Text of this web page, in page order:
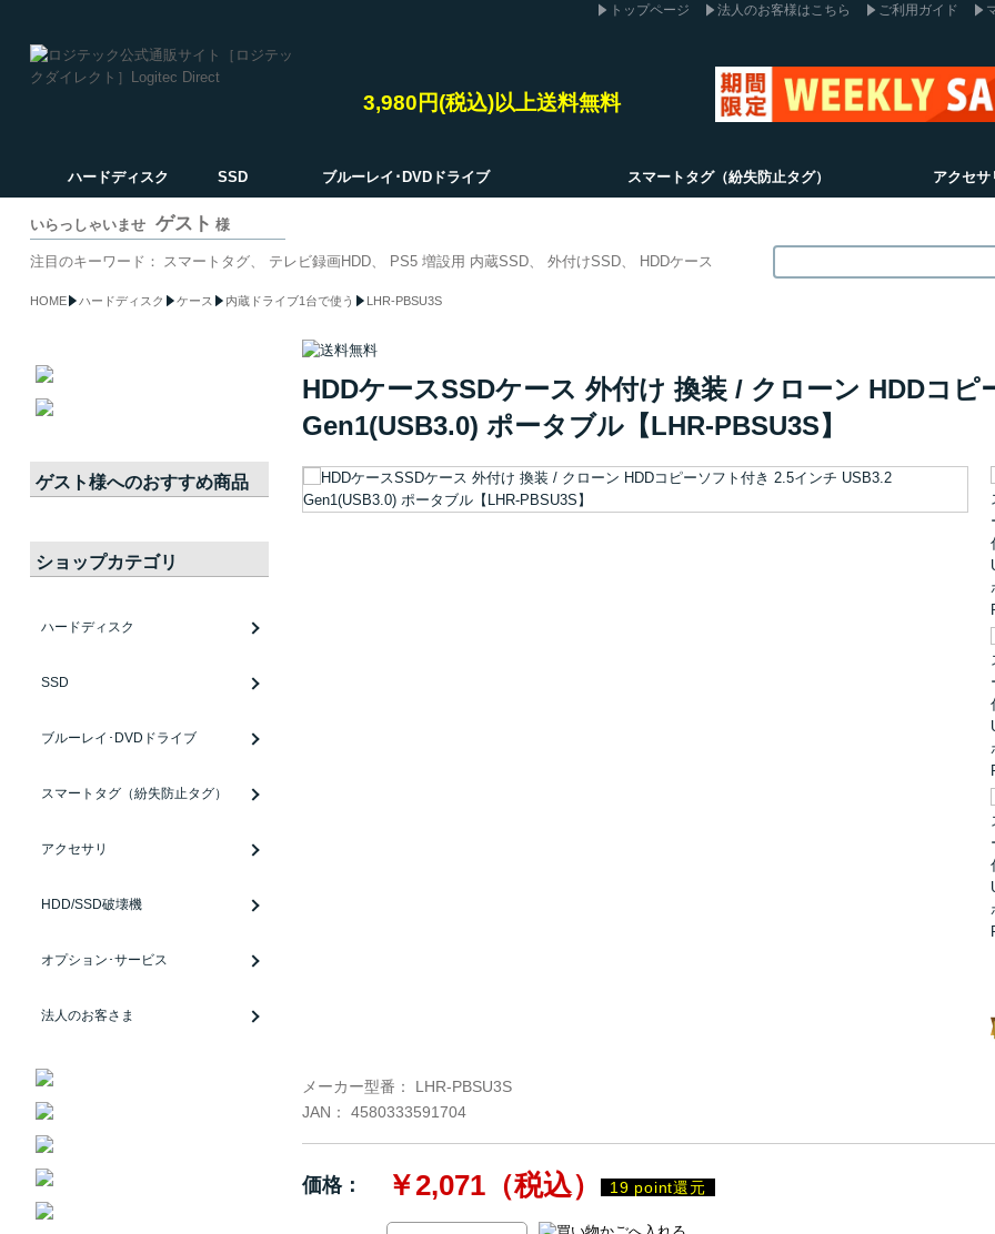
トップページ 法人のお客様はこちら ご利用ガイド
3,980円(税込)以上送料無料
ハードディスク SSD ブルーレイ･DVDドライブ スマートタグ（紛失防止タグ） アクセサ
いらっしゃいませ ゲスト 様
注目のキーワード： スマートタグ テレビ録画HDD PS5 増設用 内蔵SSD 外付けSSD HDDケース
HOME ハードディスク ケース 内蔵ドライブ1台で使う LHR-PBSU3S
HDDケースSSDケース 外付け 換装 / クローン HDDコ
Gen1(USB3.0) ポータブル【LHR-PBSU3S】
メーカー型番：
LHR-PBSU3S
JAN：
4580333591704
価格： ￥2,071 （税込） 19 point還元
ゲスト様へのおすすめ商品
ショップカテゴリ
ハードディスク
SSD
ブルーレイ･DVDドライブ
スマートタグ（紛失防止タグ）
アクセサリ
HDD/SSD破壊機
オプション･サービス
法人のお客さま